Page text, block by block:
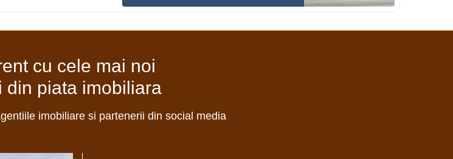
cu cele mai noi
din piata imobiliara
imobiliare si partenerii din social media